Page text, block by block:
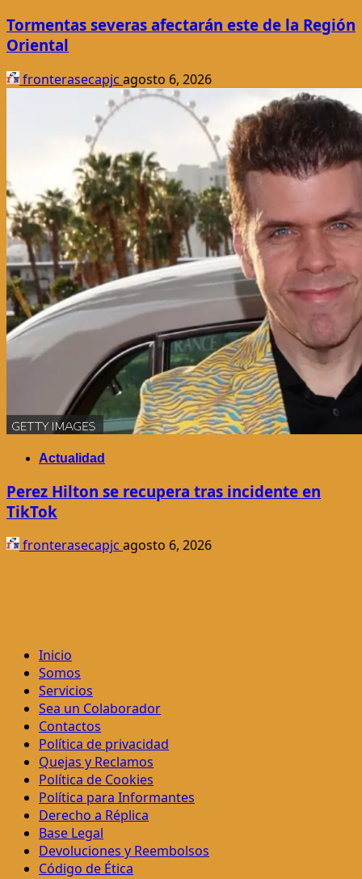
Tormentas severas afectarán este de la Región
Oriental
fronterasecapjc agosto 6, 2026
Actualidad
Perez Hilton se recupera tras incidente en
TikTok
fronterasecapjc agosto 6, 2026
Inicio
Somos
Servicios
Sea un Colaborador
Contactos
Política de privacidad
Quejas y Reclamos
Política de Cookies
Política para Informantes
Derecho a Réplica
Base Legal
Devoluciones y Reembolsos
Código de Ética